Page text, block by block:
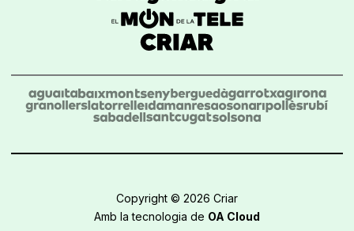
Copyright © 2026 Criar
Amb la tecnologia de OA Cloud